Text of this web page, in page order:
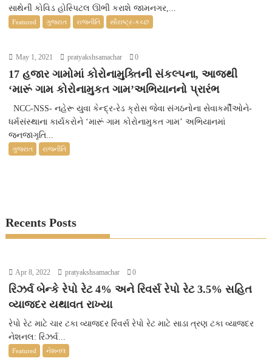
સાથેની કોવિડ હોસ્પિટલ ઊભી કરાશે જામનગર,...
Featured ગુજરાત રાજનીતિ સૌરાષ્ટ્ર-કચ્છ
May 1, 2021 pratyakshsamachar 0
17 હજાર ગામોમાં કોરોનામુક્તિની સંકલ્પના, આજથી
‘મારૂં ગામ કોરોનામુકત ગામ’અભિયાનનો પ્રારંભ
NCC-NSS- નહેરૂ યુવા કેન્દ્ર-રેડ ક્રોસ જેવા સંગઠનોના સેવાકર્મીઓને-
ધર્મસંસ્થાના કાર્યકરોને ‘મારૂં ગામ કોરોનામુકત ગામ’ અભિયાનમાં
જનજાગૃતિ...
ગુજરાત રાજનીતિ
Recents Posts
Apr 8, 2022 pratyakshsamachar 0
રિઝર્વ બેન્કે રેપો રેટ 4% અને રિવર્સ રેપો રેટ 3.5% સહિત
વ્યાજદર યથાવત રાખ્યા
રેપો રેટ માટે ચાર ટકા વ્યાજદર રિવર્સ રેપો રેટ માટે સાડા ત્રણ ટકા વ્યાજદર
નેશનલ: રિઝર્વ...
Featured નેશનલ